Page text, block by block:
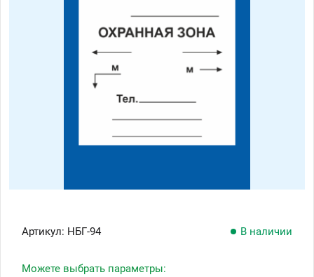
Артикул: НБГ-94 В наличии
Можете выбрать параметры: